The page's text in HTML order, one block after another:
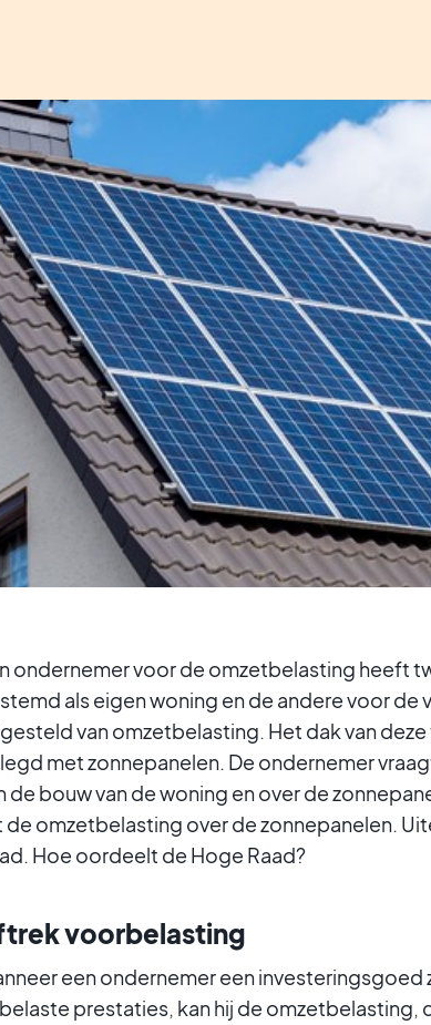
ondernemer voor de omzetbelasting heeft
als eigen woning en de andere voor de
van omzetbelasting. Het dak van
met zonnepanelen. De ondernemer
de bouw van de woning en over de
omzetbelasting over de zonnepanelen.
Hoe oordeelt de Hoge Raad?
voorbelasting
een ondernemer een
prestaties, kan hij de